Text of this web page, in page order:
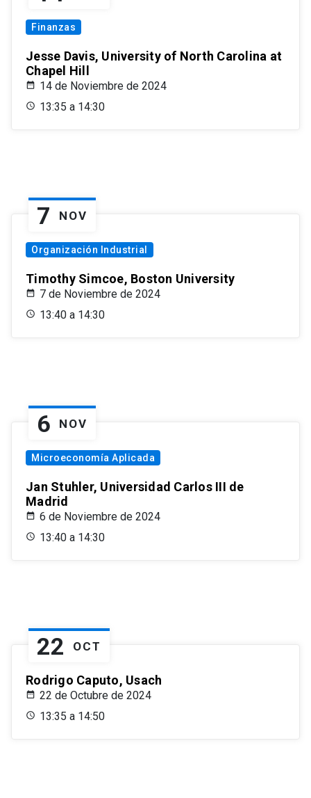
Finanzas
Jesse Davis, University of North Carolina at
Chapel Hill
14 de Noviembre de 2024
13:35 a 14:30
7 NOV
Organización Industrial
Timothy Simcoe, Boston University
7 de Noviembre de 2024
13:40 a 14:30
6 NOV
Microeconomía Aplicada
Jan Stuhler, Universidad Carlos III de
Madrid
6 de Noviembre de 2024
13:40 a 14:30
22 OCT
Rodrigo Caputo, Usach
22 de Octubre de 2024
13:35 a 14:50